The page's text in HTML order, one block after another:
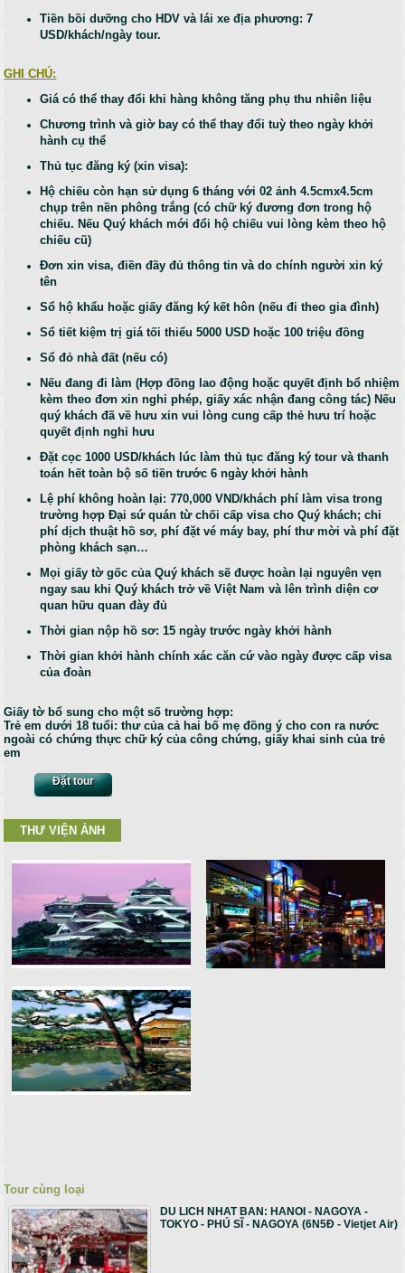
Tiền bồi dưỡng cho HDV và lái xe địa phương: 7
USD/khách/ngày tour.
GHI CHÚ:
Giá có thể thay đổi khi hàng không tăng phụ thu nhiên liệu
Chương trình và giờ bay có thể thay đổi tuỳ theo ngày khởi
hành cụ thể
Thủ tục đăng ký (xin visa):
Hộ chiếu còn hạn sử dụng 6 tháng với 02 ảnh 4.5cmx4.5cm
chụp trên nền phông trắng (có chữ ký đương đơn trong hộ
chiếu. Nếu Quý khách mới đổi hộ chiếu vui lòng kèm theo hộ
chiếu cũ)
Đơn xin visa, điền đầy đủ thông tin và do chính người xin ký
tên
Sổ hộ khẩu hoặc giấy đăng ký kết hôn (nếu đi theo gia đình)
Sổ tiết kiệm trị giá tối thiểu 5000 USD hoặc 100 triệu đồng
Sổ đỏ nhà đất (nếu có)
Nếu đang đi làm (Hợp đồng lao động hoặc quyết định bổ nhiệm
kèm theo đơn xin nghỉ phép, giấy xác nhận đang công tác) Nếu
quý khách đã về hưu xin vui lòng cung cấp thẻ hưu trí hoặc
quyết định nghỉ hưu
Đặt cọc 1000 USD/khách lúc làm thủ tục đăng ký tour và thanh
toán hết toàn bộ số tiền trước 6 ngày khởi hành
Lệ phí không hoàn lại: 770,000 VND/khách phí làm visa trong
trường hợp Đại sứ quán từ chối cấp visa cho Quý khách; chi
phí dịch thuật hồ sơ, phí đặt vé máy bay, phí thư mời và phí đặt
phòng khách sạn…
Mọi giấy tờ gốc của Quý khách sẽ được hoàn lại nguyên vẹn
ngay sau khi Quý khách trở về Việt Nam và lên trình diện cơ
quan hữu quan đày đủ
Thời gian nộp hồ sơ: 15 ngày trước ngày khởi hành
Thời gian khởi hành chính xác căn cứ vào ngày được cấp visa
của đoàn
Giấy tờ bổ sung cho một số trường hợp:
Trẻ em dưới 18 tuổi: thư của cả hai bố mẹ đồng ý cho con ra nước
ngoài có chứng thực chữ ký của công chứng, giấy khai sinh của trẻ
em
Đặt tour
THƯ VIỆN ẢNH
Tour cùng loại
DU LICH NHAT BAN: HANOI - NAGOYA -
TOKYO - PHÚ SĨ - NAGOYA (6N5Đ - Vietjet Air)